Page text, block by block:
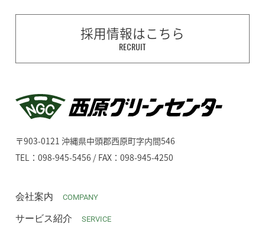
採用情報はこちら
RECRUIT
〒903-0121 沖縄県中頭郡西原町字内間546
TEL：098-945-5456 / FAX：098-945-4250
会社案内 COMPANY
サービス紹介 SERVICE